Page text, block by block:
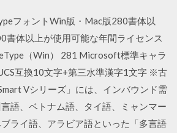
フォントWin版・Mac版280書体以
書体以上が使用可能な年間ライセンス
（Win） 281 Microsoft標準キャラ
互換10文字+第三水準漢字1文字 ※古
Vシリーズ」には、インバウンド需
語、ベトナム語、タイ語、ミャンマー
ライ語、アラビア語といった「多言語